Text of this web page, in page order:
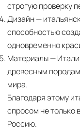
строгую проверку
Дизайн—
способностью
одновременно
Материалы—
древесным
мира.
Благодаря этому
спросом не только
Россию.